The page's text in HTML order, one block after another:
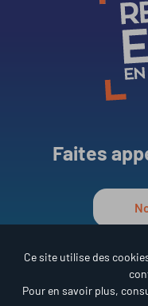
Faites
Réseau
Ce site utilise des
Pour en savoir plus,